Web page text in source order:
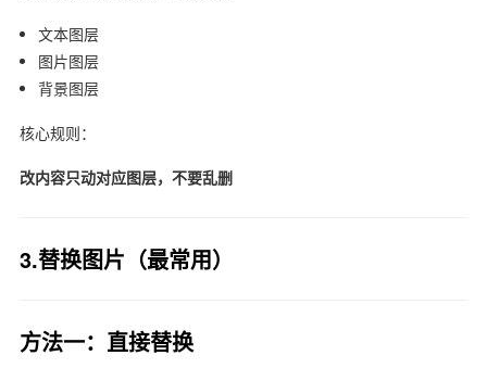
文本图层
图片图层
背景图层
核心规则：
改内容只动对应图层，不要乱删
3.替换图片（最常用）
方法一：直接替换